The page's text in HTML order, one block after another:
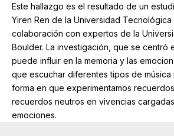
Este hallazgo es el resultado de un
Yiren Ren de la Universidad
colaboración con expertos de la
Boulder. La investigación, que se centró
puede influir en la memoria y las
que escuchar diferentes tipos de música
forma en que experimentamos
recuerdos neutros en vivencias
emociones.